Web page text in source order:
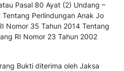
Pasal 80 Ayat (2) Undang –
Perlindungan Anak Jo
Nomor 35 Tahun 2014 Tentang
RI Nomor 23 Tahun 2002
Bukti diterima oleh Jaksa